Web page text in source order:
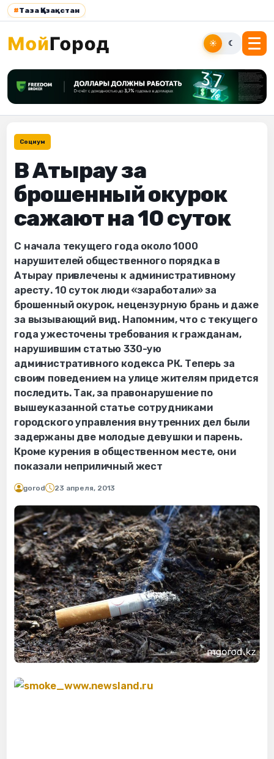
#Таза Қазақстан
☀ ☾
Социум
В Атырау за
брошенный окурок
сажают на 10 суток
С начала текущего года около 1000
нарушителей общественного порядка в
Атырау привлечены к административному
аресту. 10 суток люди «заработали» за
брошенный окурок, нецензурную брань и даже
за вызывающий вид. Напомним, что с текущего
года ужесточены требования к гражданам,
нарушившим статью 330-ую
административного кодекса РК. Теперь за
своим поведением на улице жителям придется
последить. Так, за правонарушение по
вышеуказанной статье сотрудниками
городского управления внутренних дел были
задержаны две молодые девушки и парень.
Кроме курения в общественном месте, они
показали неприличный жест
gorod 23 апреля, 2013